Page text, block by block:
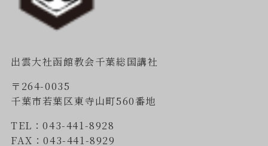
出雲大社函館教会千葉総国講社
〒264-0035
千葉市若葉区東寺山町560番地
TEL：043-441-8928
FAX：043-441-8929